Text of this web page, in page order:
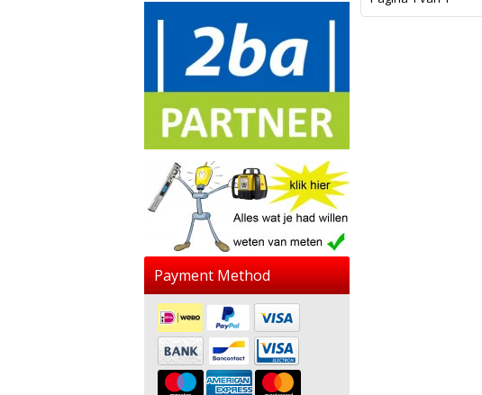
Payment Method